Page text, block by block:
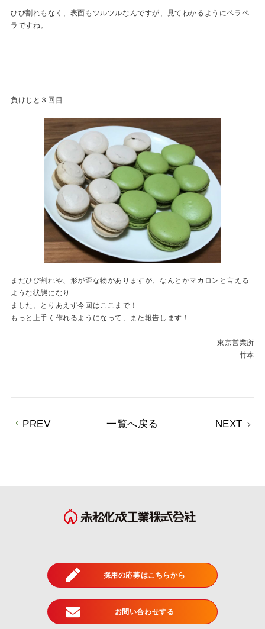
ひび割れもなく、表面もツルツルなんですが、見てわかるようにペラペ
ラですね。
負けじと３回目
まだひび割れや、形が歪な物がありますが、なんとかマカロンと言える
ような状態になり
ました。とりあえず今回はここまで！
もっと上手く作れるようになって、また報告します！
東京営業所
竹本
PREV 一覧へ戻る NEXT
採用の応募はこちらから
お問い合わせする